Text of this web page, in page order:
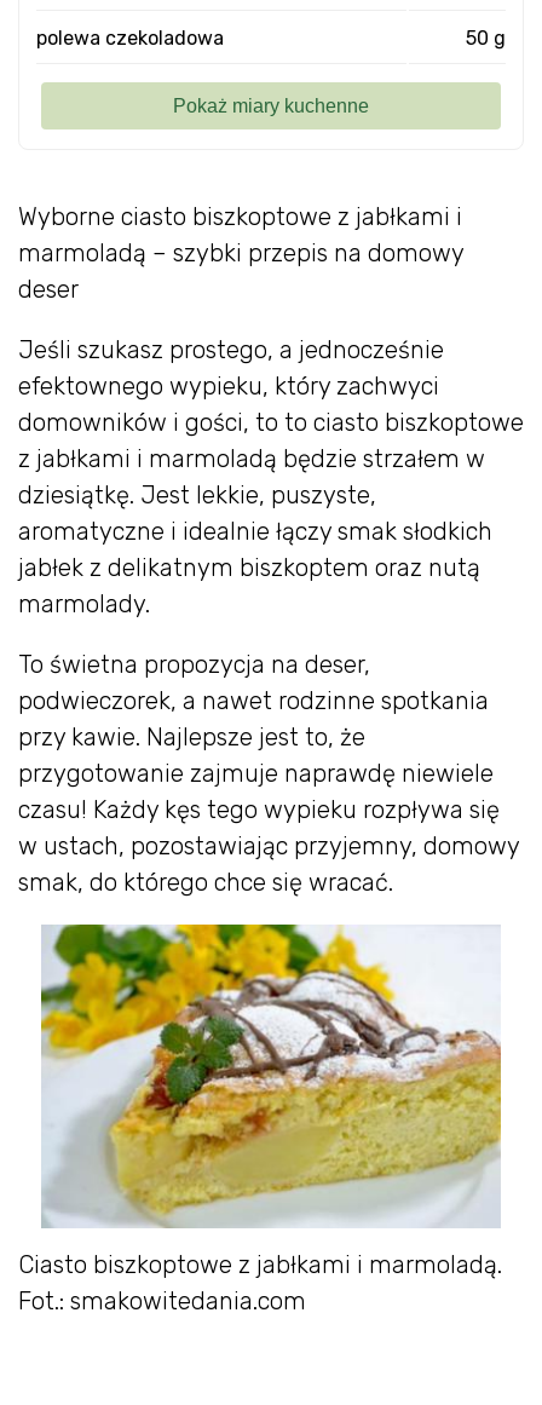
Wyborne ciasto biszkoptowe z jabłkami i
marmoladą – szybki przepis na domowy
deser
Jeśli szukasz prostego, a jednocześnie
efektownego wypieku, który zachwyci
domowników i gości, to to ciasto biszkoptowe
z jabłkami i marmoladą będzie strzałem w
dziesiątkę. Jest lekkie, puszyste,
aromatyczne i idealnie łączy smak słodkich
jabłek z delikatnym biszkoptem oraz nutą
marmolady.
To świetna propozycja na deser,
podwieczorek, a nawet rodzinne spotkania
przy kawie. Najlepsze jest to, że
przygotowanie zajmuje naprawdę niewiele
czasu! Każdy kęs tego wypieku rozpływa się
w ustach, pozostawiając przyjemny, domowy
smak, do którego chce się wracać.
Ciasto biszkoptowe z jabłkami i marmoladą.
Fot.: smakowitedania.com
polewa czekoladowa 50 g